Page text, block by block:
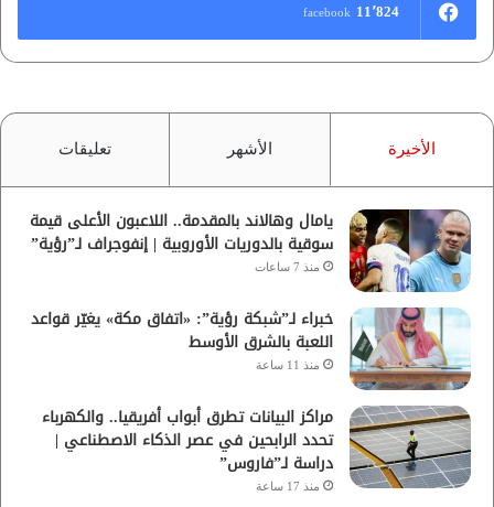
11٬824 facebook
الأخيرة الأشهر تعليقات
يامال وهالاند بالمقدمة.. اللاعبون الأعلى قيمة
سوقية بالدوريات الأوروبية | إنفوجراف لـ”رؤية”
منذ 7 ساعات
خبراء لـ”شبكة رؤية”: «اتفاق مكة» يغيّر قواعد
اللعبة بالشرق الأوسط
منذ 11 ساعة
مراكز البيانات تطرق أبواب أفريقيا.. والكهرباء
تحدد الرابحين في عصر الذكاء الاصطناعي |
دراسة لـ”فاروس”
منذ 17 ساعة